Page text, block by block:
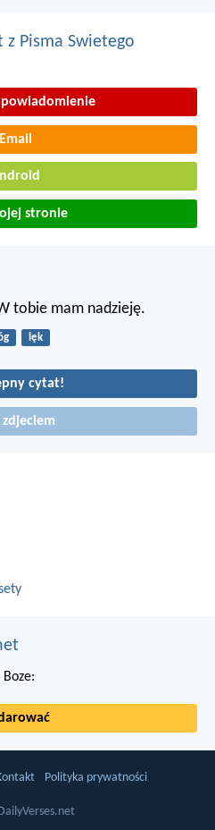
Pisma Swietego
powiadomienie
Email
stronie
tobie mam nadzieję.
lęk
cytat!
zdjeciem
Polityka prywatności